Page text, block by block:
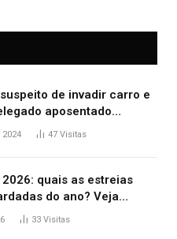
de invadir carro e
aposentado
no trânsito
47 Visitas
2026: quais as estreias
do ano? Veja
do cinema
33 Visitas